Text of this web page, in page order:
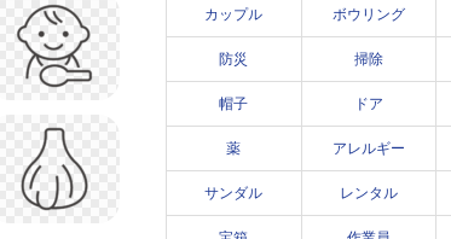
カップル ボウリング
防災 掃除
帽子 ドア
薬 アレルギー
サンダル レンタル